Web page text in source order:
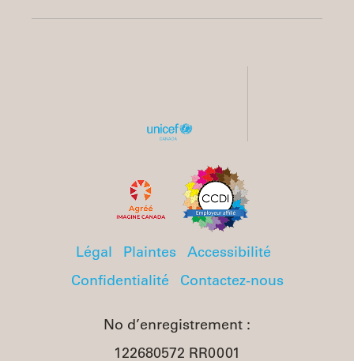
Légal Plaintes
Accessibilité
Confidentialité
Contactez-nous
No d’enregistrement :
122680572 RR0001